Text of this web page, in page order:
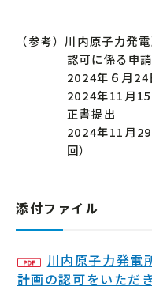
（参考）川内原子力発
認可に係る申
2024年６月24
2024年11月
正書提出
2024年11月
回）
添付ファイル
川内原子力発電
計画の認可をいただ